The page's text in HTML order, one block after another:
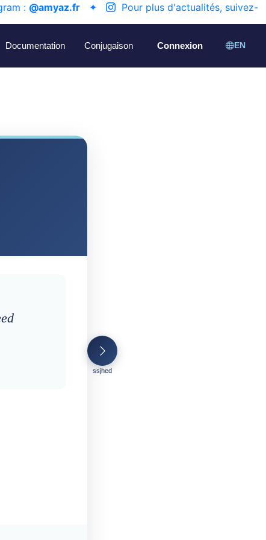
: @amyaz.fr ✦
Pour plus d'actualités, suivez-
Documentation Conjugaison Connexion EN
ssjhed